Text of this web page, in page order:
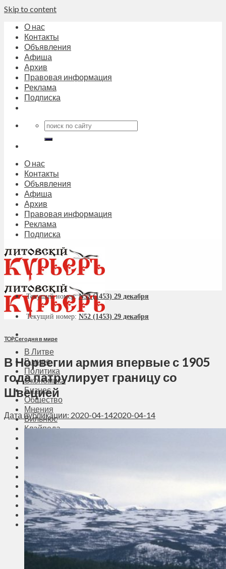
Skip to content
О нас
Контакты
Объявления
Афиша
Архив
Правовая информация
Реклама
Подписка
О нас
Контакты
Объявления
Афиша
Архив
Правовая информация
Реклама
Подписка
В Литве
В мире
Политика
Экономика
Бизнес
Общество
Мнения
Вильнюс
Клайпеда
Калейдоскоп
Армия
Сейм Литвы
Культура
Больше
Фоторепортаж
Туризм
ЛК рекомендует
Сеньорам
Текущий номер:N52 (1453) 29 декабря
Текущий номер: N52 (1453) 29 декабря
TOP,Сегодня в мире
В Норвегии армия впервые с 1905
года патрулирует границу со
Швецией
Дата публикации: 2020-04-142020-04-14